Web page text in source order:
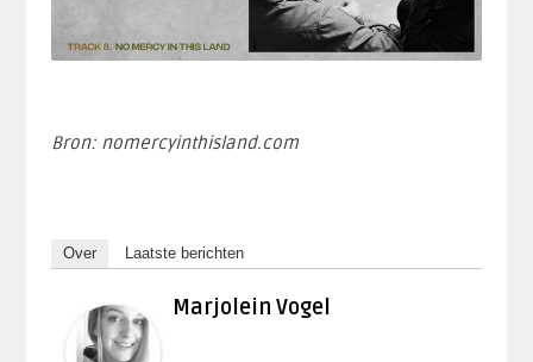
Bron: nomercyinthisland.com
Over Laatste berichten
Marjolein Vogel